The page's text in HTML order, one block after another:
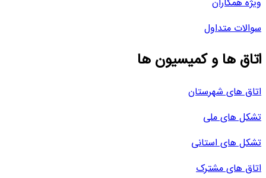
ویژه همکاران
سوالات متداول
اتاق ها و کمیسیون ها
اتاق های شهرستان
تشکل های ملی
تشکل های استانی
اتاق های مشترک